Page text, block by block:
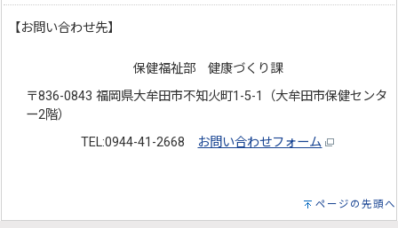
【お問い合わせ先】
保健福祉部 健康づくり課
〒836-0843 福岡県大牟田市不知火町1-5-1（大牟田市保健センタ
ー2階）
TEL:0944-41-2668
お問い合わせフォーム
ページの先頭へ